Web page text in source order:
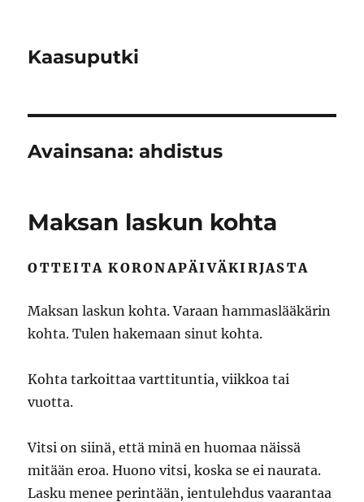
Kaasuputki
Avainsana:ahdistus
Maksan laskun kohta
OTTEITA KORONAPÄIVÄKIRJASTA
Maksan laskun kohta. Varaan hammaslääkärin
kohta. Tulen hakemaan sinut kohta.
Kohta tarkoittaa varttituntia, viikkoa tai
vuotta.
Vitsi on siinä, että minä en huomaa näissä
mitään eroa. Huono vitsi, koska se ei naurata.
Lasku menee perintään, ientulehdus vaarantaa